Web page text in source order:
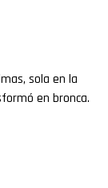
sola en la
en bronca.